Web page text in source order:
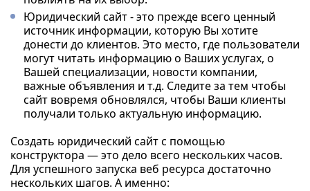
Юридический сайт - это прежде всего ценный
источник информации, которую Вы хотите
донести до клиентов. Это место, где пользователи
могут читать информацию о Ваших услугах, о
Вашей специализации, новости компании,
важные объявления и т.д. Следите за тем чтобы
сайт вовремя обновлялся, чтобы Ваши клиенты
получали только актуальную информацию.
Создать юридический сайт с помощью
конструктора — это дело всего нескольких часов.
Для успешного запуска веб ресурса достаточно
нескольких шагов. А именно: